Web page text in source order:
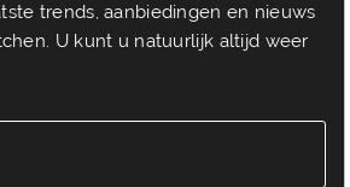
trends, aanbiedingen en nieuws
U kunt u natuurlijk altijd weer